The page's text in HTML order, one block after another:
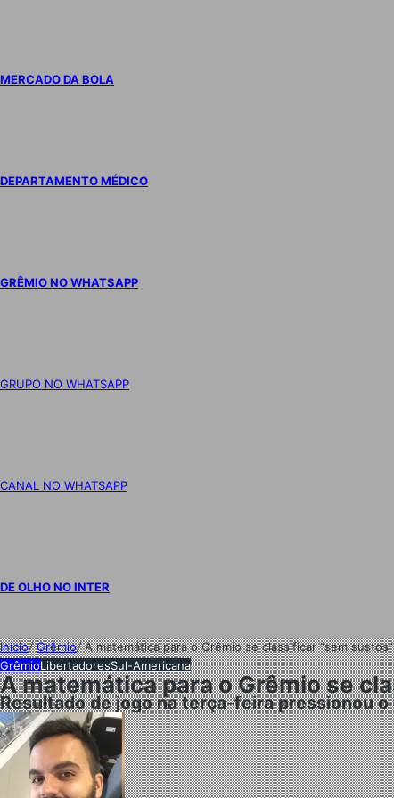
MERCADO DA BOLA
DEPARTAMENTO MÉDICO
GRÊMIO NO WHATSAPP
GRUPO NO WHATSAPP
CANAL NO WHATSAPP
DE OLHO NO INTER
Início/Grêmio/A matemática para o Grêmio se classificar “sem
GrêmioLibertadoresSul-Americana
A matemática para o Grêmio se
Resultado de jogo na terça-feira pressionou